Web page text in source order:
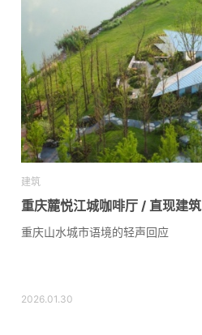
建筑
重庆麓悦江城咖啡厅 / 直现建筑
重庆山水城市语境的轻声回应
2026.01.30